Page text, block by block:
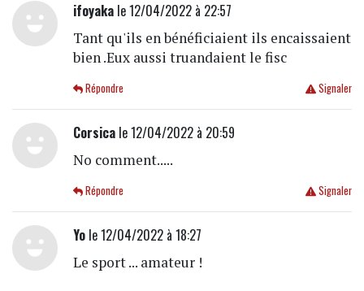
ifoyakale 12/04/2022 à 22:57
Tant qu'ils en bénéficiaient ils encaissaient
bien .Eux aussi truandaient le fisc
Signaler
Répondre
Corsicale 12/04/2022 à 20:59
No comment.....
Signaler
Répondre
Yole 12/04/2022 à 18:27
Le sport ... amateur !